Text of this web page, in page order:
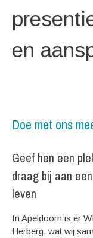
en
Doe met ons
Geef hen een
draag bij aan
leven
In Apeldoorn is er
Herberg, wat wij